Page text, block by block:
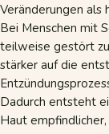
Veränderungen als
Bei Menschen mit
teilweise gestört
stärker auf die
Dadurch entsteht
Haut